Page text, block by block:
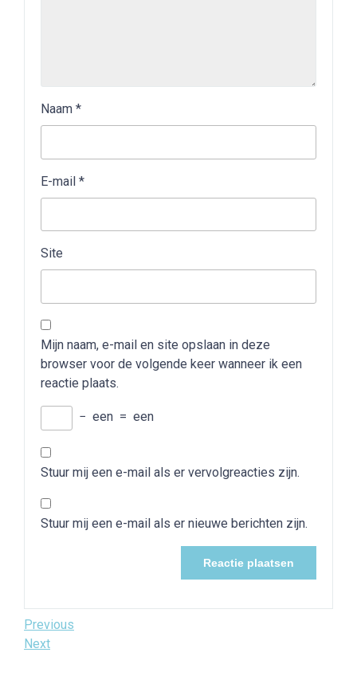
Naam *
E-mail *
Site
Mijn naam, e-mail en site opslaan in deze
browser voor de volgende keer wanneer ik een
reactie plaats.
− een = een
Stuur mij een e-mail als er vervolgreacties zijn.
Stuur mij een e-mail als er nieuwe berichten zijn.
Bericht
navigatie
Previous
Post
Previous
Next
Next